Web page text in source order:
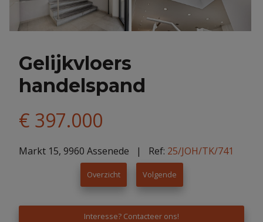
Gelijkvloers
handelspand
€ 397.000
Markt 15, 9960 Assenede | Ref: 25/JOH/TK/741
Overzicht Volgende
Interesse? Contacteer ons!